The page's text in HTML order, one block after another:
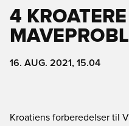
4
16. AUG. 2021, 15.04
Kroatiens forberedelser til